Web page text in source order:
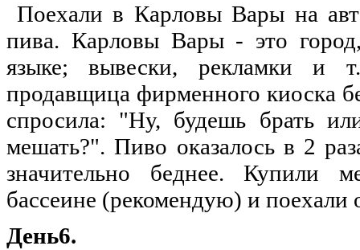
Поехали в Карловы Вары на
пива. Карловы Вары - это
языке; вывески, рекламки и
продавщица фирменного киоска
спросила: "Ну, будешь брать
мешать?". Пиво оказалось в 2
значительно беднее. Купили
бассеине (рекомендую) и поехали
День6.